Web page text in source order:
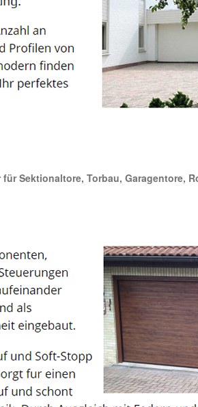
für Sektionaltore, Torbau, Garagentore,